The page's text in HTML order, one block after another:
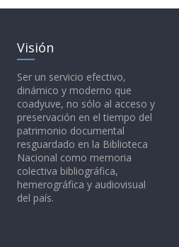
Visión
Ser un servicio efectivo,
dinámico y moderno que
coadyuve, no sólo al acceso y
preservación en el tiempo del
patrimonio documental
resguardado en la Biblioteca
Nacional como memoria
colectiva bibliográfica,
hemerográfica y audiovisual
del país.